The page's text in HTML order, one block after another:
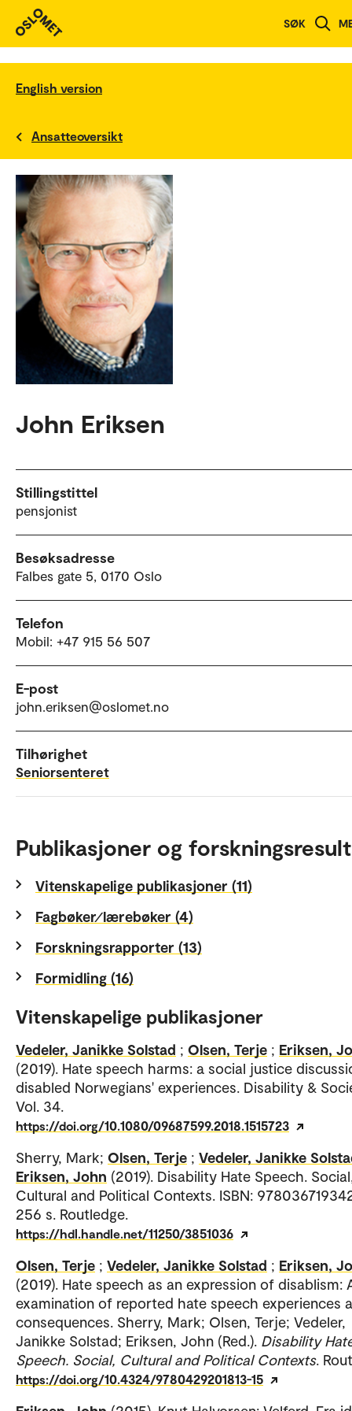
SØK
English version
Ansatteoversikt
John Eriksen
Stillingstittel
pensjonist
Besøksadresse
Falbes gate 5, 0170 Oslo
Telefon
Mobil: +47 915 56 507
E-post
john.eriksen@oslomet.no
Tilhørighet
Seniorsenteret
Publikasjoner og
Vitenskapelige publikasjoner (11)
Fagbøker⁄lærebøker (4)
Forskningsrapporter (13)
Formidling (16)
Vitenskapelige publikasjoner
Vedeler, Janikke Solstad ; Olsen, Terje ; Eriksen,
(2019). Hate speech harms: a social justice
disabled Norwegians' experiences. Disability &
Vol. 34.
https://doi.org/10.1080/09687599.2018.1515723
Sherry, Mark; Olsen, Terje ; Vedeler, Janikke
Eriksen, John (2019). Disability Hate Speech.
Cultural and Political Contexts. ISBN:
256 s. Routledge.
https://hdl.handle.net/11250/3851036
Olsen, Terje ; Vedeler, Janikke Solstad ; Eriksen,
(2019). Hate speech as an expression of disablism:
examination of reported hate speech experiences
consequences. Sherry, Mark; Olsen, Terje; Vedeler,
Janikke Solstad; Eriksen, John (Red.). Disability
Speech. Social, Cultural and Political Contexts.
https://doi.org/10.4324/9780429201813-15